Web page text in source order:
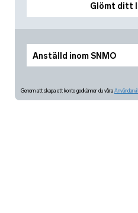
Anställd inom SNMO
Glömt ditt
Genom att skapa ett konto godkänner du våra